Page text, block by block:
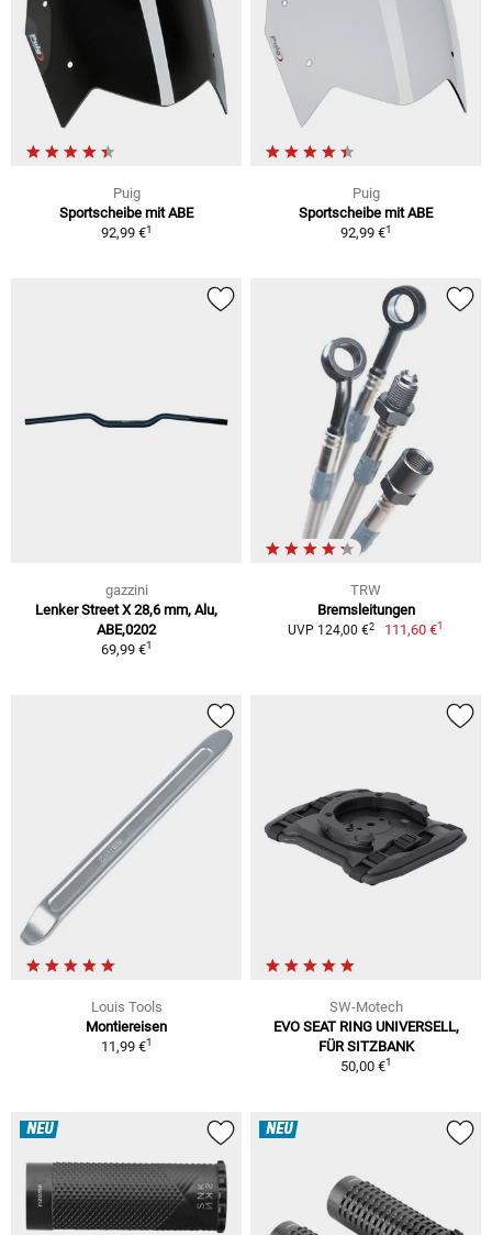
Puig
Sportscheibe mit ABE
92,99 €1
Puig
Sportscheibe mit ABE
92,99 €1
gazzini
Lenker Street X 28,6 mm, Alu,
ABE,0202
69,99 €1
TRW
Bremsleitungen
UVP 124,00 €2 111,60 €1
Louis Tools
Montiereisen
11,99 €1
SW-Motech
EVO SEAT RING UNIVERSELL,
FÜR SITZBANK
50,00 €1
NEU NEU